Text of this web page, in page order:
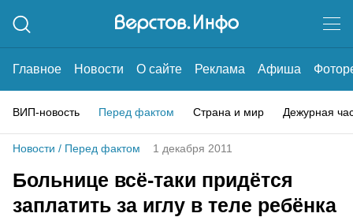
Главное Новости О сайте Реклама Афиша
ВИП-новость Перед фактом Страна и мир Дежурная
Новости / Перед фактом 1 декабря 2011
Больнице всё-таки придётся
заплатить за иглу в теле ребёнка